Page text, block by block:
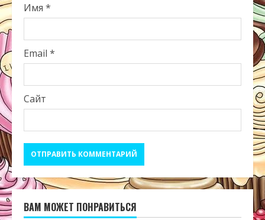
Имя *
Email *
Сайт
ВАМ МОЖЕТ ПОНРАВИТЬСЯ